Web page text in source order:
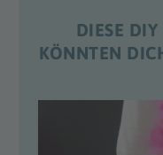
DIESE
KÖNNTEN